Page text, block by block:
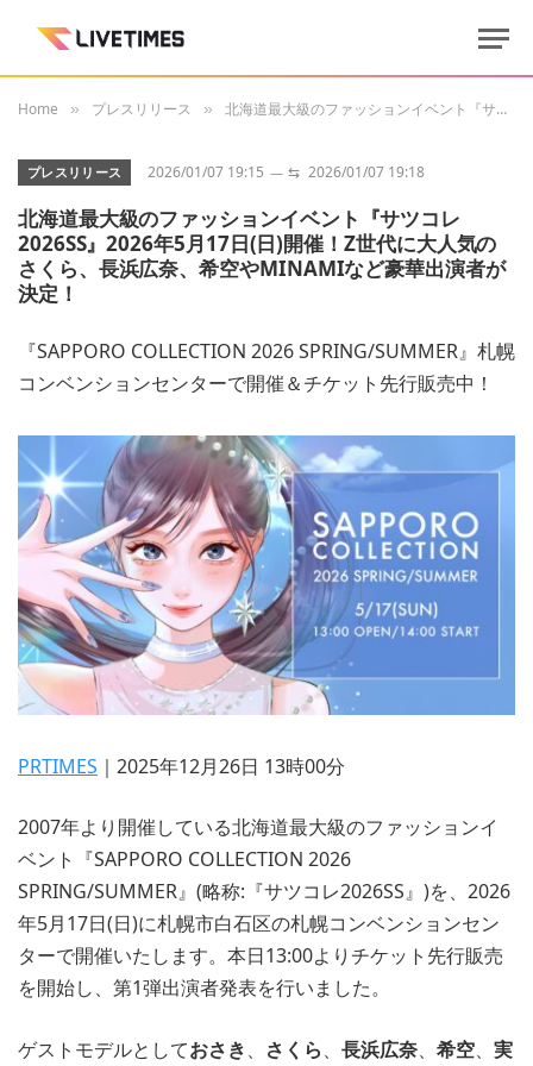
Home » プレスリリース » 北海道最大級のファッションイベント『サツコレ2026SS』2026年5月17日(日)開催！Z世代に大人気のさくら、長浜広奈、希空やMINAMIなど豪華出演者が決定！
プレスリリース 2026/01/07 19:15 ⇆ 2026/01/07 19:18
北海道最大級のファッションイベント『サツコレ
2026SS』2026年5月17日(日)開催！Z世代に大人気の
さくら、長浜広奈、希空やMINAMIなど豪華出演者が
決定！
『SAPPORO COLLECTION 2026 SPRING/SUMMER』札幌
コンベンションセンターで開催＆チケット先行販売中！
PRTIMES ｜2025年12月26日 13時00分
2007年より開催している北海道最大級のファッションイ
ベント『SAPPORO COLLECTION 2026
SPRING/SUMMER』(略称:『サツコレ2026SS』)を、2026
年5月17日(日)に札幌市白石区の札幌コンベンションセン
ターで開催いたします。本日13:00よりチケット先行販売
を開始し、第1弾出演者発表を行いました。
ゲストモデルとしておさき、 さくら、 長浜広奈、 希空、 実